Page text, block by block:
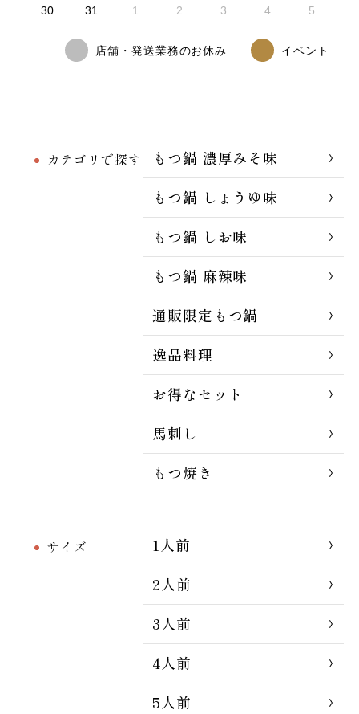
カテゴリで探す
もつ鍋 濃厚みそ味
もつ鍋 しょうゆ味
もつ鍋 しお味
もつ鍋 麻辣味
通販限定もつ鍋
逸品料理
お得なセット
馬刺し
もつ焼き
サイズ
1人前
2人前
3人前
4人前
5人前
30 31 1 2 3 4 5
店舗・発送業務のお休み イベント